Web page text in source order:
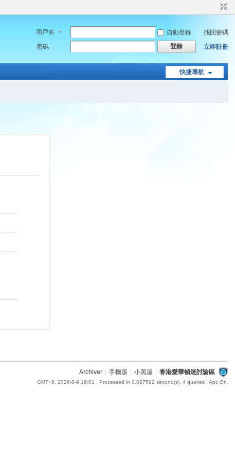
用戶名 自動登錄
找回密碼
密碼
登錄 立即註冊
快捷導航
Archiver 手機版 小黑屋 香港愛華頓迷討論區
GMT+8, 2026-8-9 19:01 , Processed in 0.027592 second(s), 4 queries , Apc On.